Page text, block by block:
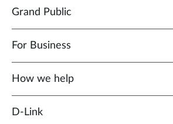
Grand Public
For Business
How we help
D‑Link